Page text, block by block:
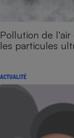
Pollution de
les particules
ACTUALITÉ